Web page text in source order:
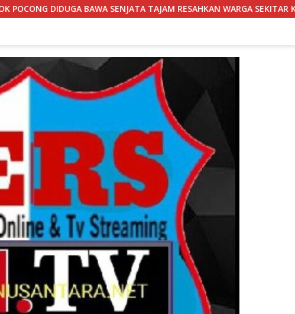
TAJAM RESAHKAN WARGA SEKITAR KAMPUS CURUP REJANG LEBONG